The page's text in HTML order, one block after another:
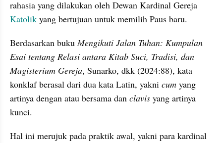
Katolik yang bertujuan untuk memilih Paus baru.
Berdasarkan buku Mengikuti Jalan Tuhan: Kumpulan
Esai tentang Relasi antara Kitab Suci, Tradisi, dan
Magisterium Gereja, Sunarko, dkk (2024:88), kata
konklaf berasal dari dua kata Latin, yakni cum yang
artinya dengan atau bersama dan clavis yang artinya
kunci.
Hal ini merujuk pada praktik awal, yakni para kardinal